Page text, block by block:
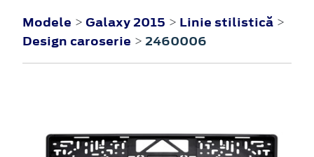
Modele > Galaxy 2015 > Linie stilistică >
Design caroserie > 2460006